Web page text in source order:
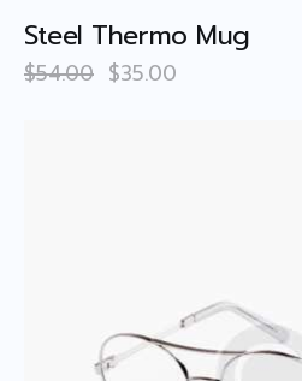
Steel Thermo Mug
$54.00 $35.00